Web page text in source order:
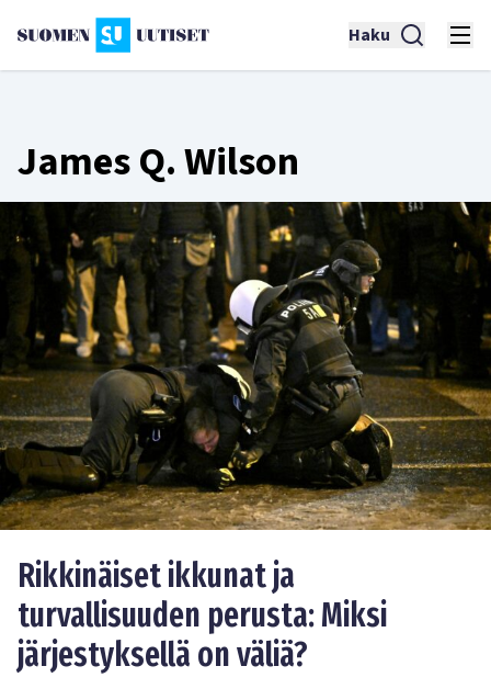
Haku
James Q. Wilson
Rikkinäiset ikkunat ja
turvallisuuden perusta: Miksi
järjestyksellä on väliä?